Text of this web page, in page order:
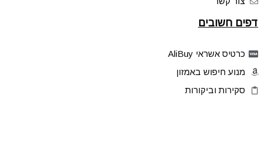
דפים חשובים
כרטיס אשראי AliBuy
מנוע חיפוש באמזון
סקירות וביקורות